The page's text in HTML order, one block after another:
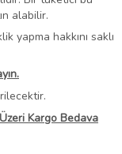
alabilir.
yapma hakkını saklı
Kargo Bedava